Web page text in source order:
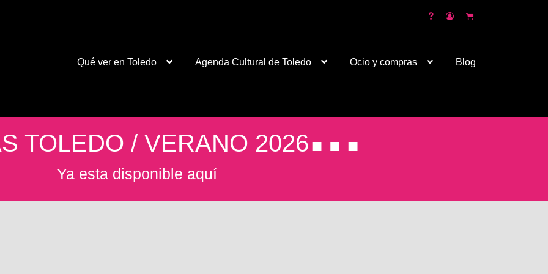
Qué ver en Toledo Agenda Cultural de Toledo Ocio y compras Blog
TOLEDO / VERANO 2026
Ya esta disponible aquí